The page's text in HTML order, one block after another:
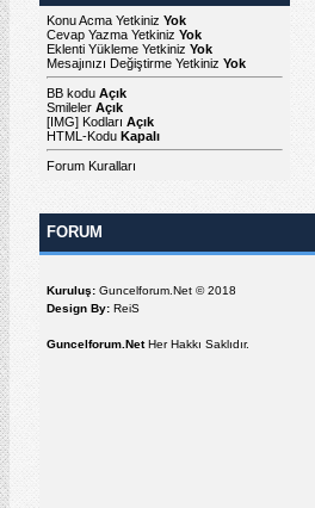
Konu Acma Yetkiniz Yok
Cevap Yazma Yetkiniz Yok
Eklenti Yükleme Yetkiniz Yok
Mesajınızı Değiştirme Yetkiniz Yok
BB kodu Açık
Smileler Açık
[IMG] Kodları Açık
HTML-Kodu Kapalı
Forum Kuralları
FORUM
Kuruluş: Guncelforum.Net © 2018
Design By: ReiS
Guncelforum.NetHer Hakkı Saklıdır.